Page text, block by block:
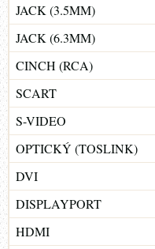
JACK (3.5MM)
JACK (6.3MM)
CINCH (RCA)
SCART
S-VIDEO
OPTICKÝ (TOSLINK)
DVI
DISPLAYPORT
HDMI